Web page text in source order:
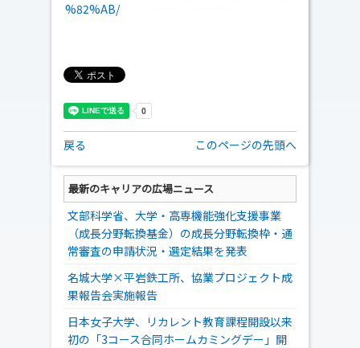
%82%AB/
戻る このページの先頭へ
最新のキャリアの広場ニュース
文部科学省、大学・高専機能強化支援事業
（成長分野転換基金）の成長分野転換枠・通
常審査の申請状況・選定結果を発表
名城大学×平岩鉄工所、協業プロジェクト成
果報告会実施報告
日本女子大学、リカレント教育課程開設以来
初の「3コース合同ホームカミングデー」開